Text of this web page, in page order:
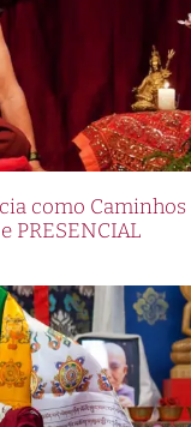
como Caminhos
PRESENCIAL